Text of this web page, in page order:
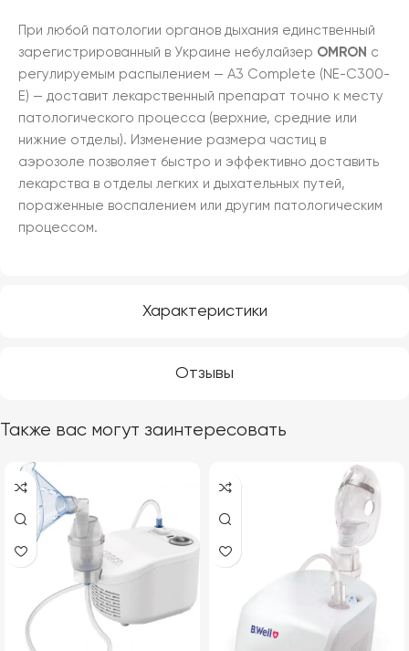
Характеристики
Отзывы
При любой патологии органов дыхания единственный
зарегистрированный в Украине небулайзер OMRON с
регулируемым распылением — A3 Complete (NE-C300-
E) — доставит лекарственный препарат точно к месту
патологического процесса (верхние, средние или
нижние отделы). Изменение размера частиц в
аэрозоле позволяет быстро и эффективно доставить
лекарства в отделы легких и дыхательных путей,
пораженные воспалением или другим патологическим
процессом.
Также вас могут заинтересовать